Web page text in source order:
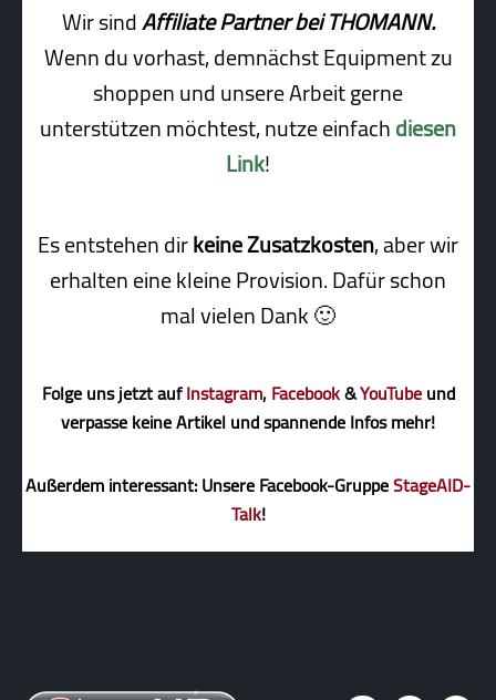
Wir sindAffiliate Partner bei THOMANN.
Wenn du vorhast, demnächst Equipment zu
shoppen und unsere Arbeit gerne
unterstützen möchtest, nutze einfachdiesen
Link!
Es entstehen dirkeine Zusatzkosten, aber wir
erhalten eine kleine Pro­vi­sion. Dafür schon
mal vielen Dank 🙂
Folge uns jetzt aufInstagram,Facebook&YouTubeund
verpasse keine Artikel und spannende Infos mehr!
Außerdem interessant: Unsere Facebook-GruppeStageAID-
Talk!